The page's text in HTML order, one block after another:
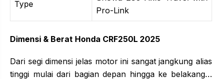
Type
Pro-Link
Dimensi & Berat Honda CRF250L 2025
Dari segi dimensi jelas motor ini sangat jangkung alias
tinggi mulai dari bagian depan hingga ke belakang…